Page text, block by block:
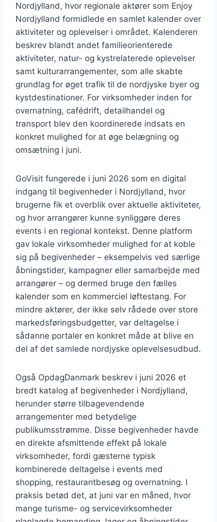
Nordjylland, hvor regionale aktører som Enjoy
Nordjylland formidlede en samlet kalender over
aktiviteter og oplevelser i området. Kalenderen
beskrev blandt andet familieorienterede
aktiviteter, natur- og kystrelaterede oplevelser
samt kulturarrangementer, som alle skabte
grundlag for øget trafik til de nordjyske byer og
kystdestinationer. For virksomheder inden for
overnatning, cafédrift, detailhandel og
transport blev den koordinerede indsats en
konkret mulighed for at øge belægning og
omsætning i juni.
GoVisit fungerede i juni 2026 som en digital
indgang til begivenheder i Nordjylland, hvor
brugerne fik et overblik over aktuelle aktiviteter,
og hvor arrangører kunne synliggøre deres
events i en regional kontekst. Denne platform
gav lokale virksomheder mulighed for at koble
sig på begivenheder – eksempelvis ved særlige
åbningstider, kampagner eller samarbejde med
arrangører – og dermed bruge den fælles
kalender som en kommerciel løftestang. For
mindre aktører, der ikke selv rådede over store
markedsføringsbudgetter, var deltagelse i
sådanne portaler en konkret måde at blive en
del af det samlede nordjyske oplevelsesudbud.
Også OpdagDanmark beskrev i juni 2026 et
bredt katalog af begivenheder i Nordjylland,
herunder større tilbagevendende
arrangementer med betydelige
publikumsstrømme. Disse begivenheder havde
en direkte afsmittende effekt på lokale
virksomheder, fordi gæsterne typisk
kombinerede deltagelse i events med
shopping, restaurantbesøg og overnatning. I
praksis betød det, at juni var en måned, hvor
mange turisme- og servicevirksomheder